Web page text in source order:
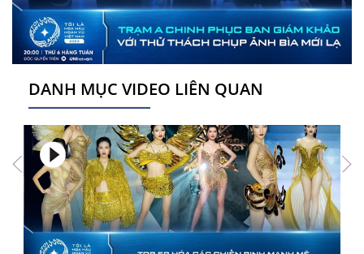
Video
DANH MỤC VIDEO LIÊN QUAN